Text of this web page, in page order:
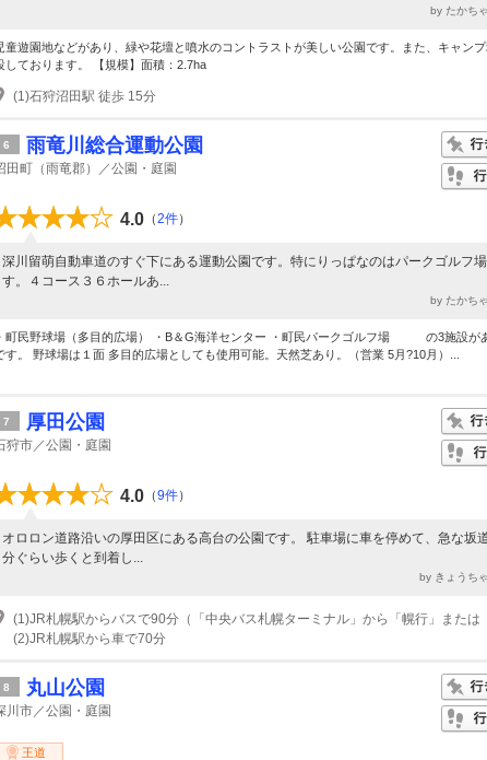
by たかち
童遊園地などがあり、緑や花壇と噴水のコントラストが美しい公園です。また、キャン
しております。 【規模】面積：2.7ha
(1)石狩沼田駅 徒歩 15分
6 雨竜川総合運動公園
田町（雨竜郡）／公園・庭園
4.0 （2件）
深川留萌自動車道のすぐ下にある運動公園です。特にりっぱなのはパークゴルフ
す。４コース３６ホールあ...
by たかち
町民野球場（多目的広場） ・B＆G海洋センター ・町民パークゴルフ場 の3施設が
す。 野球場は１面 多目的広場としても使用可能。天然芝あり。（営業 5月?10月）...
7 厚田公園
狩市／公園・庭園
4.0 （9件）
オロロン道路沿いの厚田区にある高台の公園です。 駐車場に車を停めて、急な坂
分ぐらい歩くと到着し...
by きょうち
(2)JR札幌駅から車で70分
8 丸山公園
川市／公園・庭園
王道